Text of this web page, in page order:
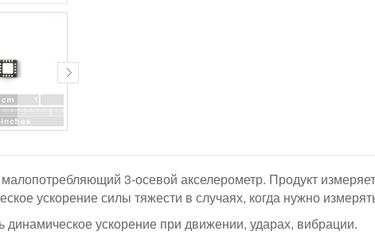
3-осевой акселерометр. Продукт
ускорение силы тяжести в случаях, когда нужно
динамическое ускорение при движении, ударах, вибрации.